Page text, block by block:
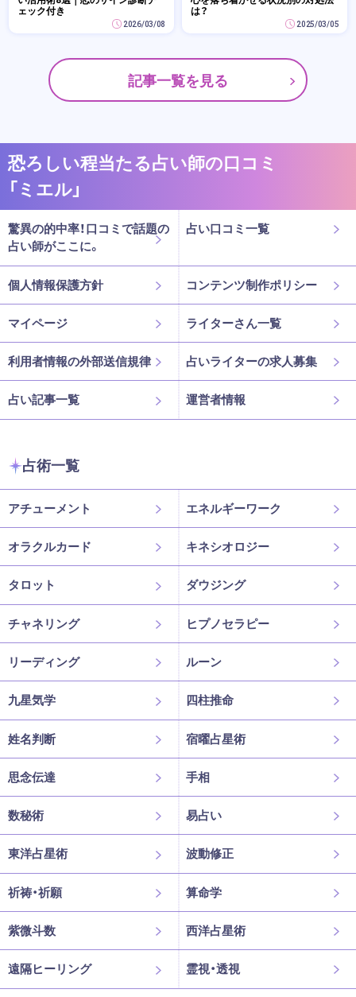
ェック付き
2026/03/08
は？
2025/03/05
記事一覧を見る
恐ろしい程当たる占い師の口コミ
「ミエル」
驚異の的中率！口コミで話題の
占い師がここに。
占い口コミ一覧
個人情報保護方針 コンテンツ制作ポリシー
マイページ ライターさん一覧
利用者情報の外部送信規律 占いライターの求人募集
占い記事一覧 運営者情報
占術一覧
アチューメント エネルギーワーク
オラクルカード キネシオロジー
タロット ダウジング
チャネリング ヒプノセラピー
リーディング ルーン
九星気学 四柱推命
姓名判断 宿曜占星術
思念伝達 手相
数秘術 易占い
東洋占星術 波動修正
祈祷・祈願 算命学
紫微斗数 西洋占星術
遠隔ヒーリング 霊視・透視